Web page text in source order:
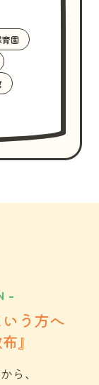
育園
-
う方へ
』
ら、